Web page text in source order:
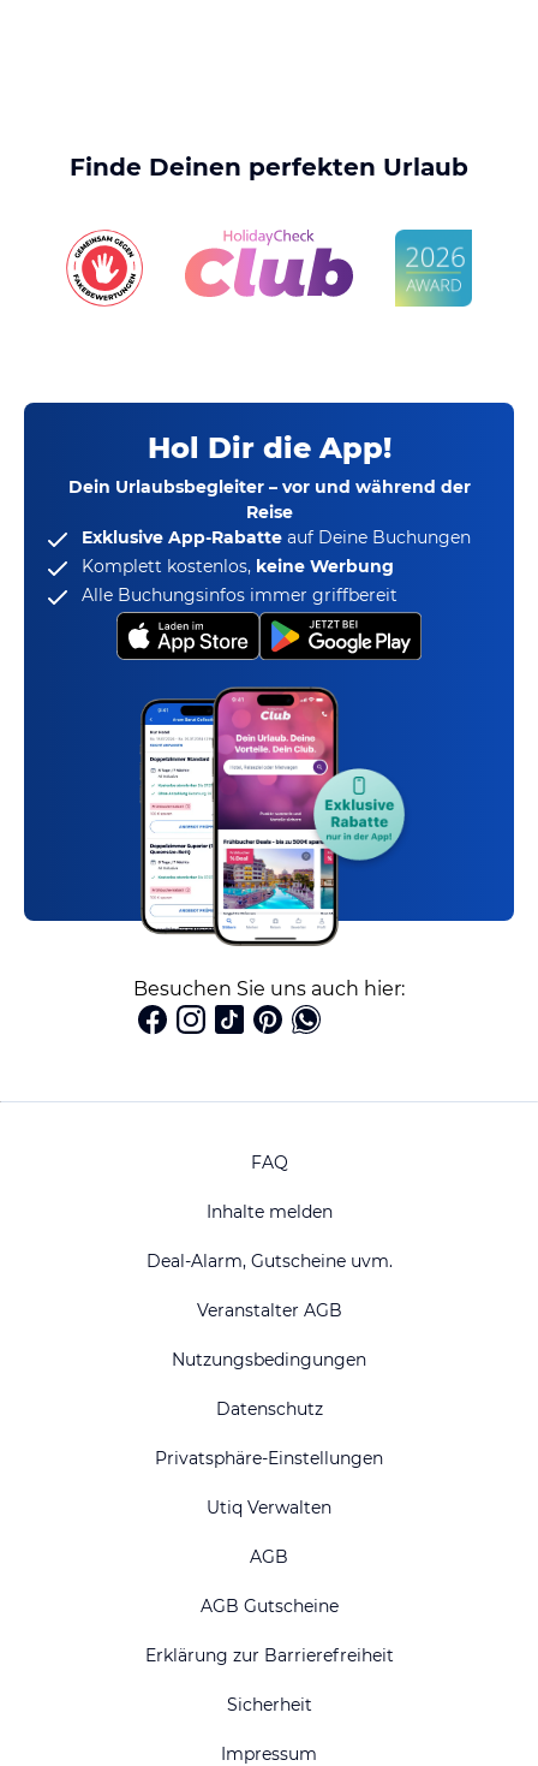
Finde Deinen perfekten Urlaub
Hol Dir die App!
Dein Urlaubsbegleiter – vor und während der
Reise
Exklusive App-Rabatte auf Deine Buchungen
Komplett kostenlos, keine Werbung
Alle Buchungsinfos immer griffbereit
Besuchen Sie uns auch hier:
FAQ
Inhalte melden
Deal-Alarm, Gutscheine uvm.
Veranstalter AGB
Nutzungsbedingungen
Datenschutz
Privatsphäre-Einstellungen
Utiq Verwalten
AGB
AGB Gutscheine
Erklärung zur Barrierefreiheit
Sicherheit
Impressum